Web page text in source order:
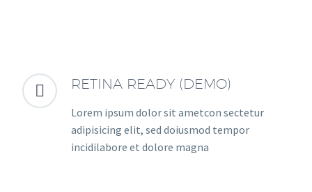

 RETINA READY (DEMO)
Lorem ipsum dolor sit ametcon sectetur
adipisicing elit, sed doiusmod tempor
incidilabore et dolore magna